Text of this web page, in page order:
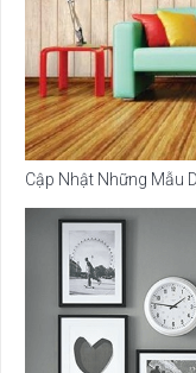
Cập Nhật Những Mẫu